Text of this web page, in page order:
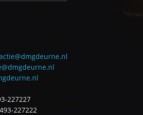
227227
227222